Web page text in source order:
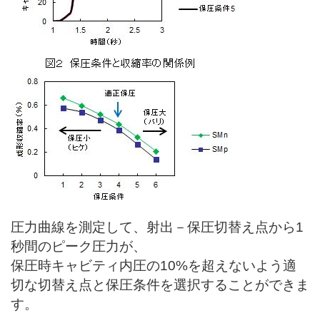
圧力曲線を測定して、射出－保圧切替え点から1
秒間のピーク圧力が、
保圧時キャビティ内圧の10%を超えないよう適
切な切替え点と保圧条件を選択することができま
す。